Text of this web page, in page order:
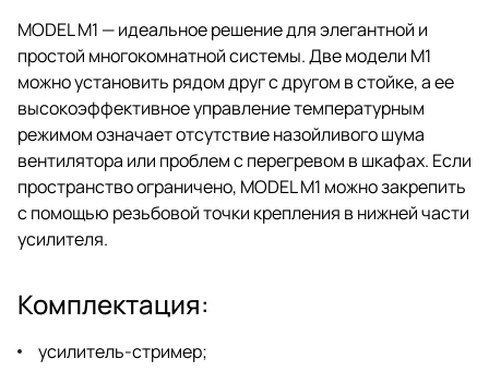
MODEL M1 — идеальное решение для элегантной и
простой многокомнатной системы. Две модели М1
можно установить рядом друг с другом в стойке, а ее
высокоэффективное управление температурным
режимом означает отсутствие назойливого шума
вентилятора или проблем с перегревом в шкафах. Если
пространство ограничено, MODEL M1 можно закрепить
с помощью резьбовой точки крепления в нижней части
усилителя.
Комплектация:
усилитель-стример;